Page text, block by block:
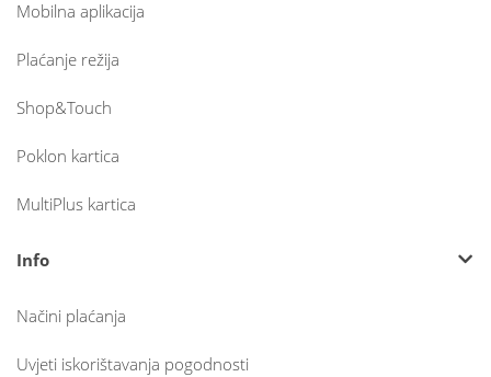
Mobilna aplikacija
Plaćanje režija
Shop&Touch
Poklon kartica
MultiPlus kartica
Info
Načini plaćanja
Uvjeti iskorištavanja pogodnosti